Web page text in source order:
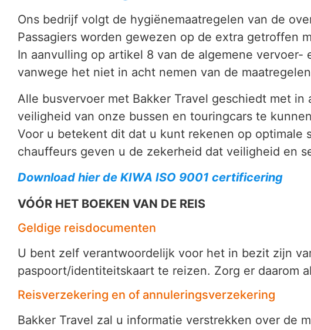
Ons bedrijf volgt de hygiënemaatregelen van de
Passagiers worden gewezen op de extra getroffen
In aanvulling op artikel 8 van de algemene
vanwege het niet in acht nemen van de
Alle busvervoer met Bakker Travel geschiedt met
veiligheid van onze bussen en touringcars te
Voor u betekent dit dat u kunt rekenen op
chauffeurs geven u de zekerheid dat veiligheid en
Download hier de KIWA ISO 9001 certificering
VÓÓR HET BOEKEN VAN DE REIS
Geldige reisdocumenten
U bent zelf verantwoordelijk voor het in bezit zijn
paspoort/identiteitskaart te reizen. Zorg er daarom
Reisverzekering en of annuleringsverzekering
Bakker Travel zal u informatie verstrekken over de